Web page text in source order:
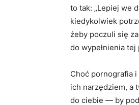
to tak: „Lepiej we
kiedykolwiek
żeby poczuli się
do wypełnienia
Choć pornografia
ich narzędziem, a
do ciebie — by